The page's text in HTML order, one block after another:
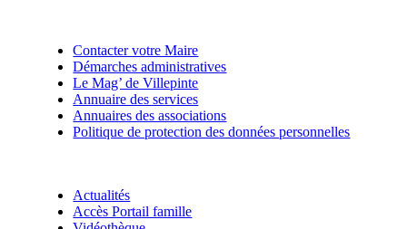
Contacter votre Maire
Démarches administratives
Le Mag’ de Villepinte
Annuaire des services
Annuaires des associations
Politique de protection des données personnelles
Actualités
Accès Portail famille